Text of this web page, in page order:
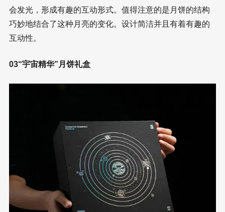
会发光，形成有趣的互动形式。值得注意的是月饼的结构
巧妙地结合了这种月亮的变化。设计简洁并且有着有趣的
互动性。
03“宇宙精华”月饼礼盒